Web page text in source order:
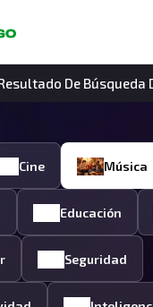
De Búsqueda
Cine Música
Educación
Seguridad